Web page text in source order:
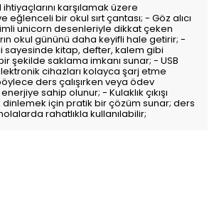
karşılamak üzere
eğlenceli bir okul sırt çantası; - Göz alıcı
unicorn desenleriyle dikkat çeken
okul gününü daha keyifli hale getirir; -
sayesinde kitap, defter, kalem gibi
şekilde saklama imkanı sunar; - USB
cihazları kolayca şarj etme
ders çalışırken veya ödev
sahip olunur; - Kulaklık çıkışı
için pratik bir çözüm sunar; ders
rahatlıkla kullanılabilir;